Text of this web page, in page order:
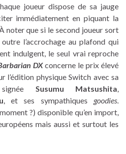
joueur dispose de sa jauge
immédiatement en piquant la
noter que si le second joueur sort
l’accrochage au plafond qui
indulgent, le seul vrai reproche
DXconcerne le prix élevé
l’édition physique Switch avec sa
Susumu Matsushita,
, et ses sympathiques goodies.
?) disponible qu’en import,
mais aussi et surtout les